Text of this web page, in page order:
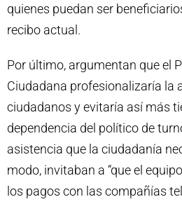
quienes puedan ser
recibo actual.
Por último, argumentan que el
Ciudadana profesionalizaría la
ciudadanos y evitaría así más
dependencia del político de
asistencia que la ciudadanía
modo, invitaban a “que el
los pagos con las compañías